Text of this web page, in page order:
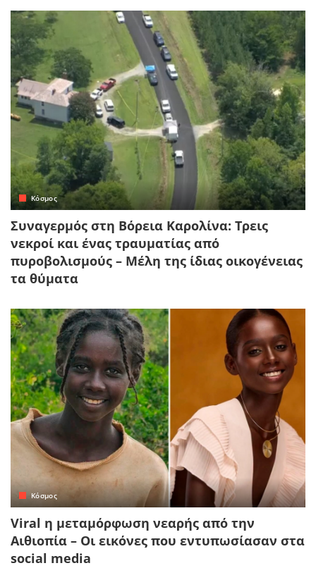
Κόσμος
Συναγερμός στη Βόρεια Καρολίνα: Τρεις
νεκροί και ένας τραυματίας από
πυροβολισμούς – Μέλη της ίδιας οικογένειας
τα θύματα
Κόσμος
Viral η μεταμόρφωση νεαρής από την
Αιθιοπία – Οι εικόνες που εντυπωσίασαν στα
social media